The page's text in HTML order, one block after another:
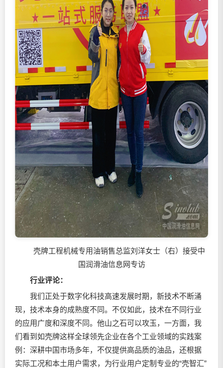
壳牌工程机械专用油销售总监刘洋女士（右）接受中
国润滑油信息网专访
行业评论：
我们正处于数字化科技高速发展时期，新技术不断涌
现，技术本身的成熟度不同。不仅如此，技术在不同行业
的应用广度和深度不同。他山之石可以攻玉，一方面，我
们看到如壳牌这样全球领先企业在各个工业领域的实践案
例：深耕中国市场多年，不仅提供高品质的油品，还根据
实际工况和本土用户需求，为行业用户定制专业的“壳智汇”